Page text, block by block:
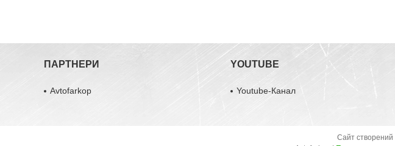
ПАРТНЕРИ
Avtofarkop
YOUTUBE
Youtube-Канал
Сайт створений